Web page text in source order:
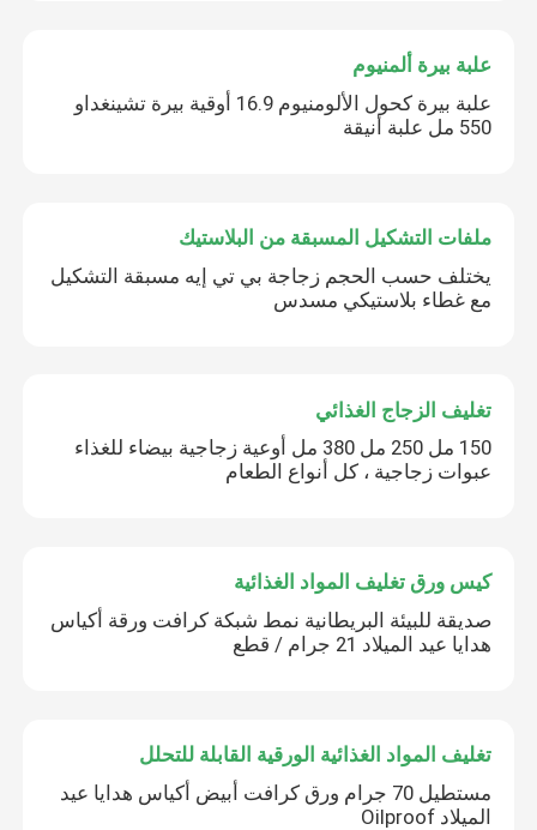
علبة بيرة ألمنيوم
علبة بيرة كحول الألومنيوم 16.9 أوقية بيرة تشينغداو
550 مل علبة أنيقة
ملفات التشكيل المسبقة من البلاستيك
يختلف حسب الحجم زجاجة بي تي إيه مسبقة التشكيل
مع غطاء بلاستيكي مسدس
تغليف الزجاج الغذائي
150 مل 250 مل 380 مل أوعية زجاجية بيضاء للغذاء
عبوات زجاجية ، كل أنواع الطعام
كيس ورق تغليف المواد الغذائية
صديقة للبيئة البريطانية نمط شبكة كرافت ورقة أكياس
هدايا عيد الميلاد 21 جرام / قطع
تغليف المواد الغذائية الورقية القابلة للتحلل
مستطيل 70 جرام ورق كرافت أبيض أكياس هدايا عيد
الميلاد Oilproof